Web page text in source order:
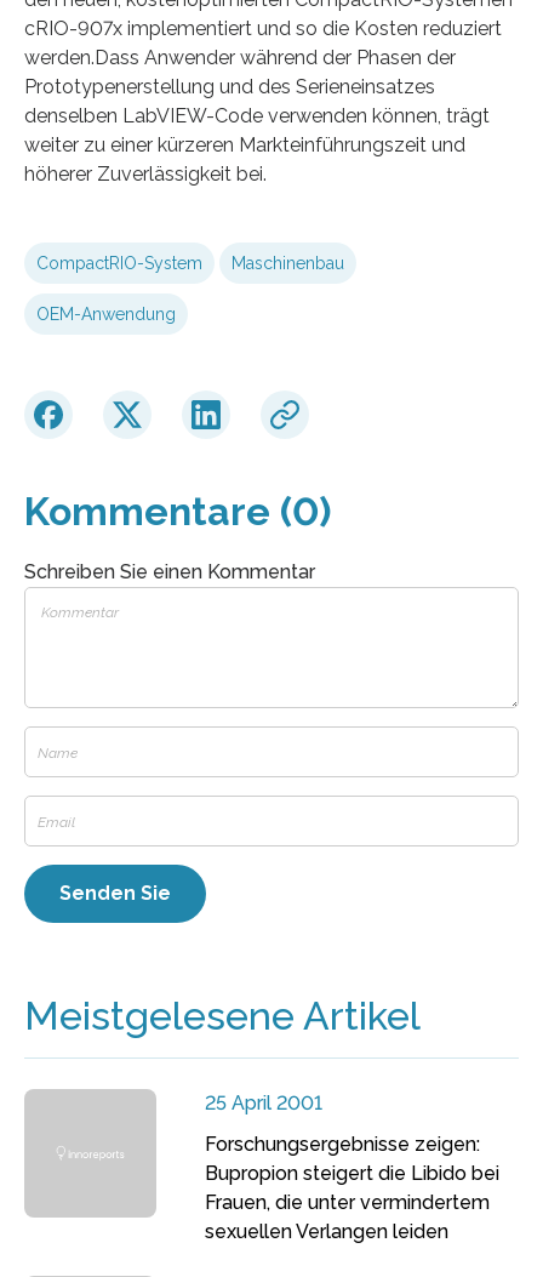
cRIO-907x implementiert und so die Kosten reduziert
werden.Dass Anwender während der Phasen der
Prototypenerstellung und des Serieneinsatzes
denselben LabVIEW-Code verwenden können, trägt
weiter zu einer kürzeren Markteinführungszeit und
höherer Zuverlässigkeit bei.
CompactRIO-System Maschinenbau
OEM-Anwendung
Kommentare (0)
Schreiben Sie einen Kommentar
Meistgelesene Artikel
25 April 2001
Forschungsergebnisse zeigen:
Bupropion steigert die Libido bei
Frauen, die unter vermindertem
sexuellen Verlangen leiden